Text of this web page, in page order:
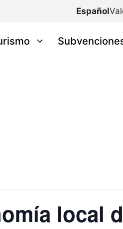
Español
local